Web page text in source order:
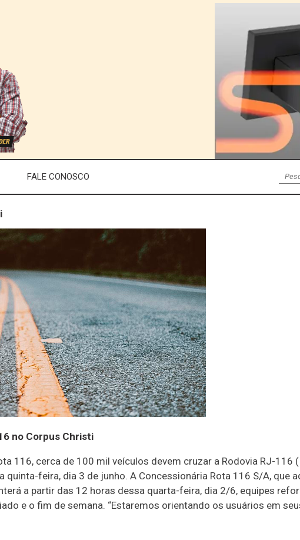
FALE CONOSCO
no Corpus Christi
116, cerca de 100 mil veículos devem cruzar a Rodovia RJ-
feira, dia 3 de junho. A Concessionária Rota 116 S/A, que
a partir das 12 horas dessa quarta-feira, dia 2/6, equipes
e o fim de semana. “Estaremos orientando os usuários em